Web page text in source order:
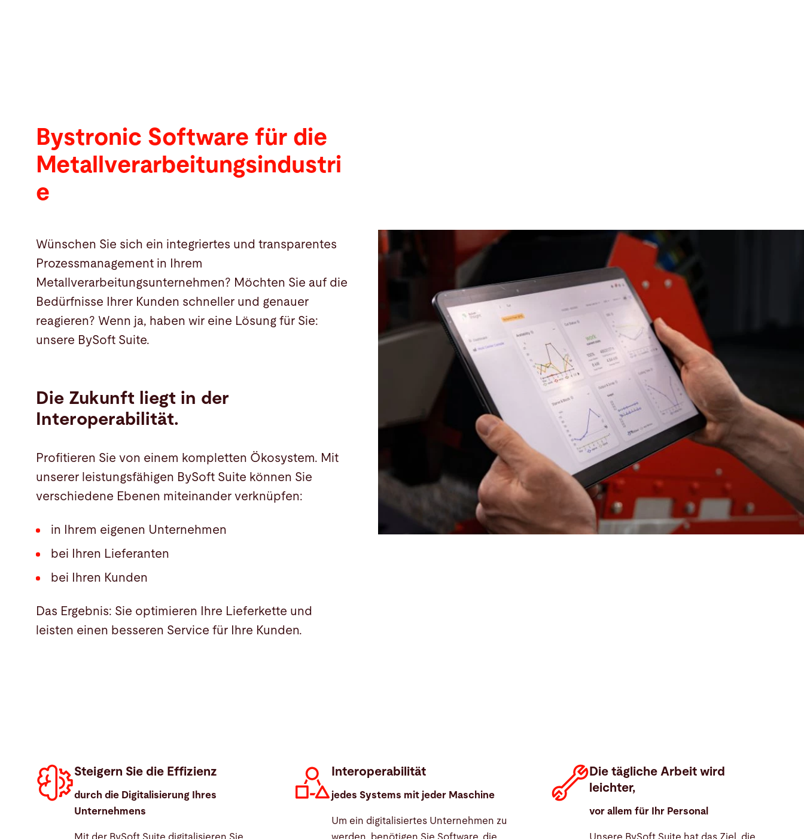
Bystronic Software für die
Metallverarbeitungsindustri
e
Wünschen Sie sich ein integriertes und transparentes
Prozessmanagement in Ihrem
Metallverarbeitungsunternehmen? Möchten Sie auf die
Bedürfnisse Ihrer Kunden schneller und genauer
reagieren? Wenn ja, haben wir eine Lösung für Sie:
unsere BySoft Suite.
Die Zukunft liegt in der
Interoperabilität.
Profitieren Sie von einem kompletten Ökosystem. Mit
unserer leistungsfähigen BySoft Suite können Sie
verschiedene Ebenen miteinander verknüpfen:
in Ihrem eigenen Unternehmen
bei Ihren Lieferanten
bei Ihren Kunden
Das Ergebnis: Sie optimieren Ihre Lieferkette und
leisten einen besseren Service für Ihre Kunden.
Steigern Sie die Effizienz
durch die Digitalisierung Ihres
Unternehmens
Interoperabilität
jedes Systems mit jeder Maschine
Um ein digitalisiertes Unternehmen zu
Die tägliche Arbeit wird
leichter,
vor allem für Ihr Personal